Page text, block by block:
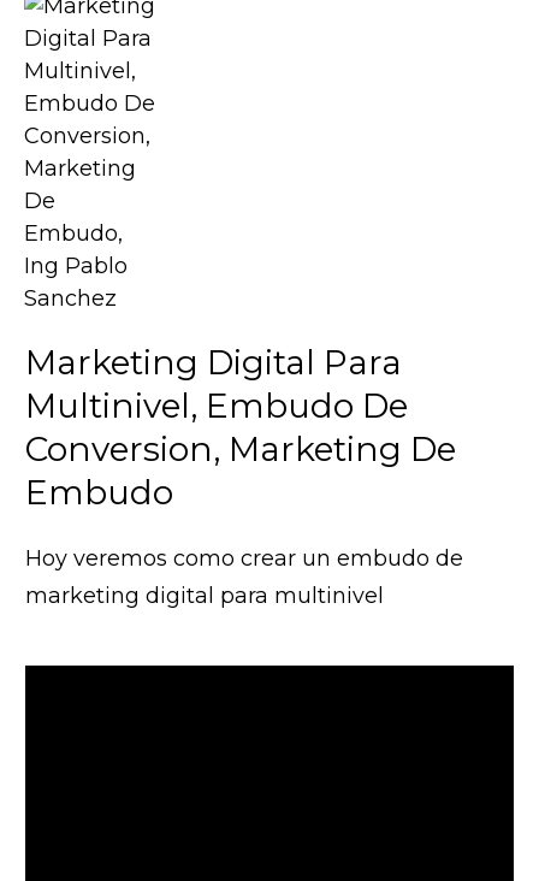
Marketing Digital Para
Multinivel, Embudo De
Conversion, Marketing De
Embudo
Hoy veremos como crear un embudo de
marketing digital para multinivel